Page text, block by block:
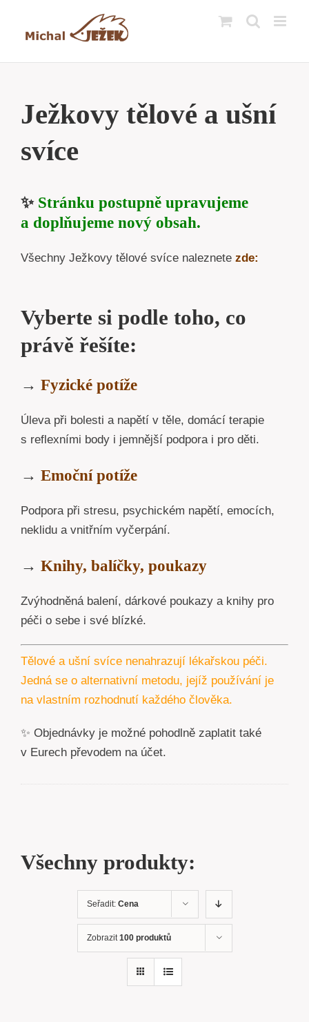
Ježkovy tělové a ušní
svíce
✨ Stránku postupně upravujeme
a doplňujeme nový obsah.
Všechny Ježkovy tělové svíce naleznete zde:
Vyberte si podle toho, co
právě řešíte:
→ Fyzické potíže
Úleva při bolesti a napětí v těle, domácí terapie
s reflexními body i jemnější podpora i pro děti.
→ Emoční potíže
Podpora při stresu, psychickém napětí, emocích,
neklidu a vnitřním vyčerpání.
→ Knihy, balíčky, poukazy
Zvýhodněná balení, dárkové poukazy a knihy pro
péči o sebe i své blízké.
Tělové a ušní svíce nenahrazují lékařskou péči.
Jedná se o alternativní metodu, jejíž používání je
na vlastním rozhodnutí každého člověka.
✨ Objednávky je možné pohodlně zaplatit také
v Eurech převodem na účet.
Všechny produkty:
Seřadit: Cena
Zobrazit 100 produktů